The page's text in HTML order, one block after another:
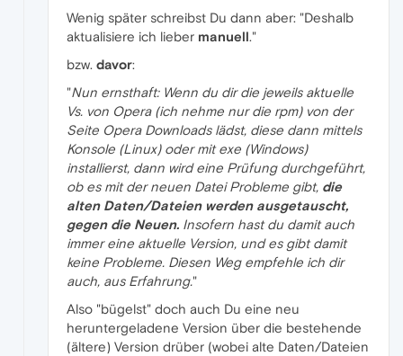
Wenig später schreibst Du dann aber: "Deshalb
aktualisiere ich lieber manuell."
bzw. davor:
"Nun ernsthaft: Wenn du dir die jeweils aktuelle
Vs. von Opera (ich nehme nur die rpm) von der
Seite Opera Downloads lädst, diese dann mittels
Konsole (Linux) oder mit exe (Windows)
installierst, dann wird eine Prüfung durchgeführt,
ob es mit der neuen Datei Probleme gibt, die
alten Daten/Dateien werden ausgetauscht,
gegen die Neuen. Insofern hast du damit auch
immer eine aktuelle Version, und es gibt damit
keine Probleme. Diesen Weg empfehle ich dir
auch, aus Erfahrung."
Also "bügelst" doch auch Du eine neu
heruntergeladene Version über die bestehende
(ältere) Version drüber (wobei alte Daten/Dateien